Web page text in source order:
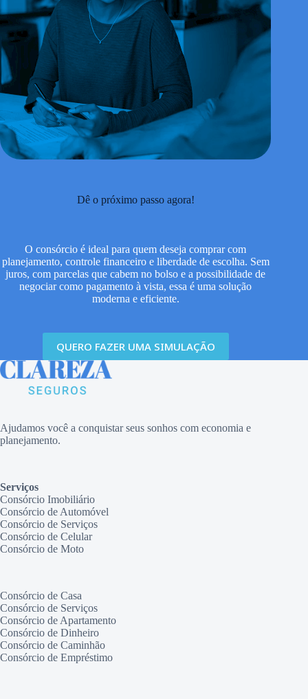
Dê o próximo passo agora!
O consórcio é ideal para quem deseja comprar com
planejamento, controle financeiro e liberdade de escolha. Sem
juros, com parcelas que cabem no bolso e a possibilidade de
negociar como pagamento à vista, essa é uma solução
moderna e eficiente.
QUERO FAZER UMA SIMULAÇÃO
Ajudamos você a conquistar seus sonhos com economia e
planejamento.
Serviços
Consórcio Imobiliário
Consórcio de Automóvel
Consórcio de Serviços
Consórcio de Celular
Consórcio de Moto
Consórcio de Casa
Consórcio de Serviços
Consórcio de Apartamento
Consórcio de Dinheiro
Consórcio de Caminhão
Consórcio de Empréstimo